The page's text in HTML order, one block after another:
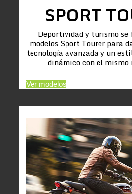
SPORT
Deportividad y turismo se
modelos Sport Tourer para
tecnología avanzada y un
dinámico con el
Ver modelos